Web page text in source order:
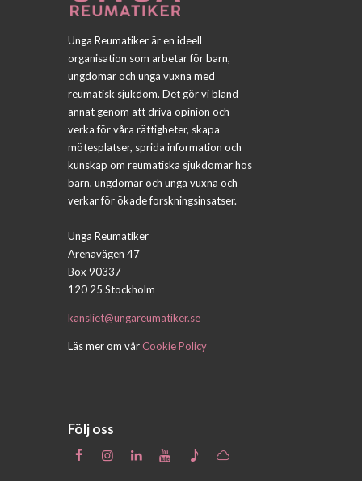
Unga Reumatiker är en ideell
organisation som arbetar för barn,
ungdomar och unga vuxna med
reumatisk sjukdom. Det gör vi bland
annat genom att driva opinion och
verka för våra rättigheter, skapa
mötesplatser, sprida information och
kunskap om reumatiska sjukdomar hos
barn, ungdomar och unga vuxna och
verkar för ökade forskningsinsatser.
Unga Reumatiker
Arenavägen 47
Box 90337
120 25 Stockholm
kansliet@ungareumatiker.se
Läs mer om vårCookie Policy
Följ oss